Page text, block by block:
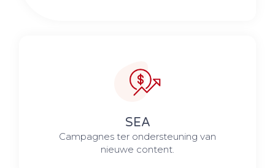
SEA
Campagnes ter ondersteuning van
nieuwe content.